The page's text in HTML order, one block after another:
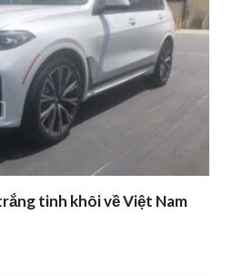
tinh khôi về Việt Nam